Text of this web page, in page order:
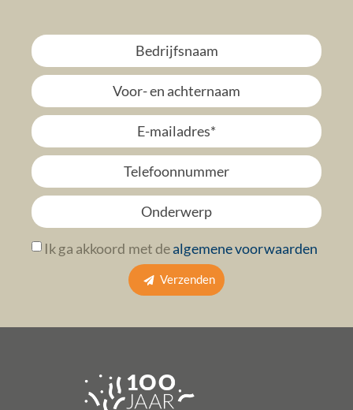
Ik ga akkoord met dealgemene voorwaarden
Verzenden